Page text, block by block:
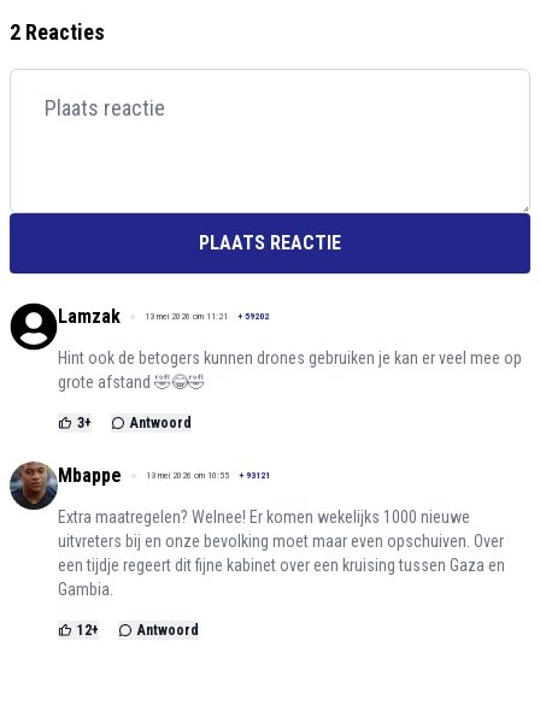
2 Reacties
PLAATS REACTIE
Lamzak 13 mei 2026 om 11:21 + 59202
Hint ook de betogers kunnen drones gebruiken je kan er veel mee op
grote afstand 🤣😂🤣
3+ Antwoord
Mbappe 13 mei 2026 om 10:55 + 93121
Extra maatregelen? Welnee! Er komen wekelijks 1000 nieuwe
uitvreters bij en onze bevolking moet maar even opschuiven. Over
een tijdje regeert dit fijne kabinet over een kruising tussen Gaza en
Gambia.
12+ Antwoord